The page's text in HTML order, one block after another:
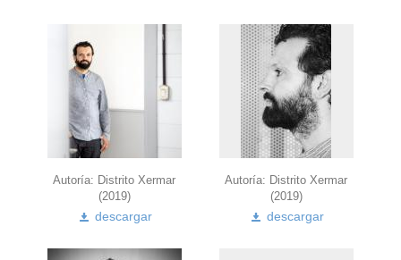
Autoría: Distrito Xermar
(2019)
descargar
Autoría: Distrito Xermar
(2019)
descargar